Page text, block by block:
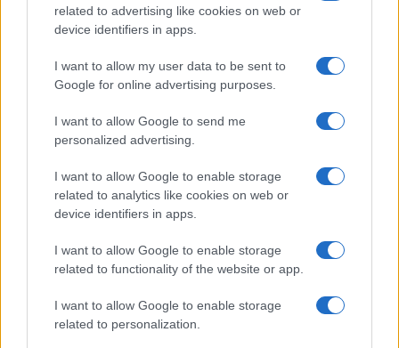
related to advertising like cookies on web or
device identifiers in apps.
I want to allow my user data to be sent to
Google for online advertising purposes.
I want to allow Google to send me
personalized advertising.
I want to allow Google to enable storage
related to analytics like cookies on web or
device identifiers in apps.
I want to allow Google to enable storage
related to functionality of the website or app.
I want to allow Google to enable storage
related to personalization.
Ripensare le tecnologie umanitarie oltre i criteri dei
donatori
B2B NEWS